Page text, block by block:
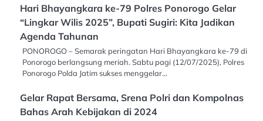
Hari Bhayangkara ke-79 Polres Ponorogo Gelar
“Lingkar Wilis 2025”, Bupati Sugiri: Kita Jadikan
Agenda Tahunan
PONOROGO – Semarak peringatan Hari Bhayangkara ke-79 di
Ponorogo berlangsung meriah. Sabtu pagi (12/07/2025), Polres
Ponorogo Polda Jatim sukses menggelar…
Gelar Rapat Bersama, Srena Polri dan Kompolnas
Bahas Arah Kebijakan di 2024